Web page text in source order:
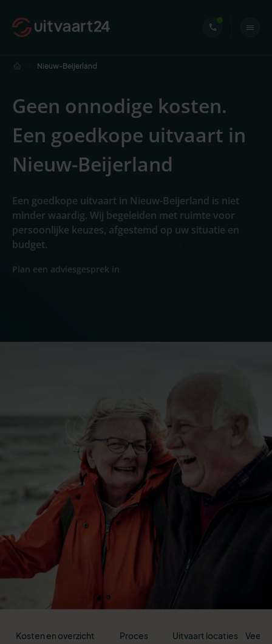
Nieuw-Beijerland
Geen onnodige kosten.
Een goedkope uitvaart in
Nieuw-Beijerland
Een goedkope uitvaart in Nieuw-Beijerland is niet
minder waardig. Wij begeleiden met ruimte voor
persoonlijke keuzes, afgestemd op uw situatie en
budget.
Plan een adviesgesprek in
Kosten en overzicht Proces Uitvaart locaties